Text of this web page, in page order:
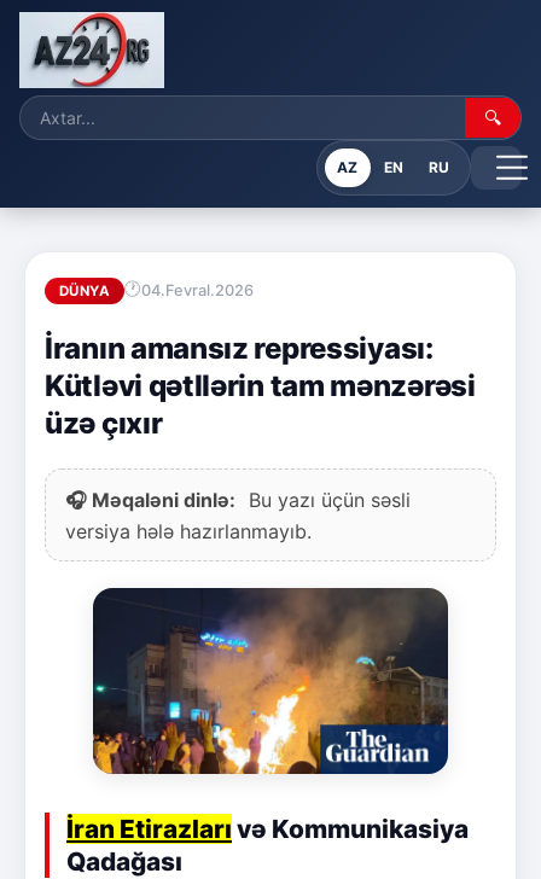
🔍
AZ EN RU
DÜNYA 04.Fevral.2026
İranın amansız repressiyası:
Kütləvi qətllərin tam mənzərəsi
üzə çıxır
🎧 Məqaləni dinlə:
Bu yazı üçün səsli
versiya hələ hazırlanmayıb.
İran Etirazları və Kommunikasiya
Qadağası